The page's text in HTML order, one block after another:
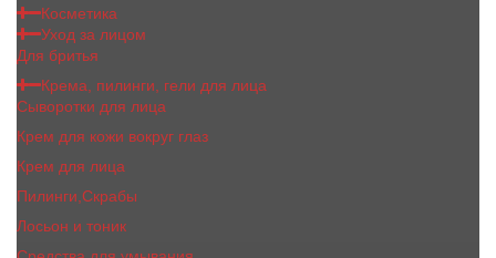
Косметика
Уход за лицом
Для бритья
Крема, пилинги, гели для лица
Сыворотки для лица
Крем для кожи вокруг глаз
Крем для лица
Пилинги,Скрабы
Лосьон и тоник